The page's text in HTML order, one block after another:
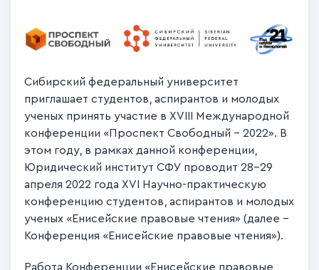
Сибирский федеральный университет
приглашает студентов, аспирантов и молодых
ученых принять участие в XVIII Международной
конференции «Проспект Свободный - 2022». В
этом году, в рамках данной конференции,
Юридический институт СФУ проводит 28-29
апреля 2022 года XVI Научно-практическую
конференцию студентов, аспирантов и молодых
ученых «Енисейские правовые чтения» (далее –
Конференция «Енисейские правовые чтения»).
Работа Конференции «Енисейские правовые